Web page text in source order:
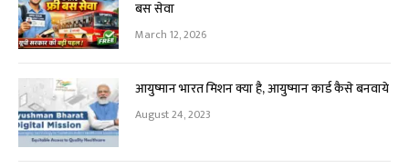
बस सेवा
March 12, 2026
आयुष्मान भारत मिशन क्या है, आयुष्मान कार्ड कैसे बनवाये
August 24, 2023